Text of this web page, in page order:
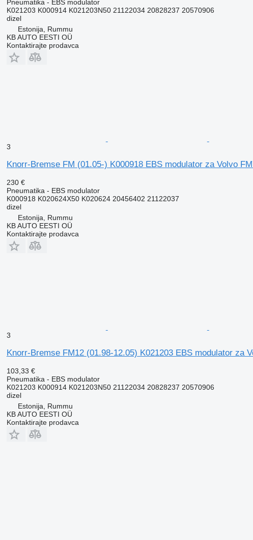
Pneumatika - EBS modulator
K021203 K000914 K021203N50 21122034 20828237 20570906
dizel
Estonija, Rummu
KB AUTO EESTI OÜ
Kontaktirajte prodavca
3
Knorr-Bremse FM (01.05-) K000918 EBS modulator za Volvo
230 €
Pneumatika - EBS modulator
K000918 K020624X50 K020624 20456402 21122037
dizel
Estonija, Rummu
KB AUTO EESTI OÜ
Kontaktirajte prodavca
3
Knorr-Bremse FM12 (01.98-12.05) K021203 EBS modulator za
103,33 €
Pneumatika - EBS modulator
K021203 K000914 K021203N50 21122034 20828237 20570906
dizel
Estonija, Rummu
KB AUTO EESTI OÜ
Kontaktirajte prodavca